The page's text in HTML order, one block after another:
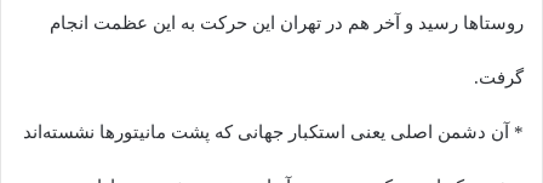
روستاها رسید و آخر هم در تهران این حرکت به این عظمت انجام
گرفت.
️* آن دشمن اصلی یعنی استکبار جهانی که پشت مانیتورها نشسته‌اند